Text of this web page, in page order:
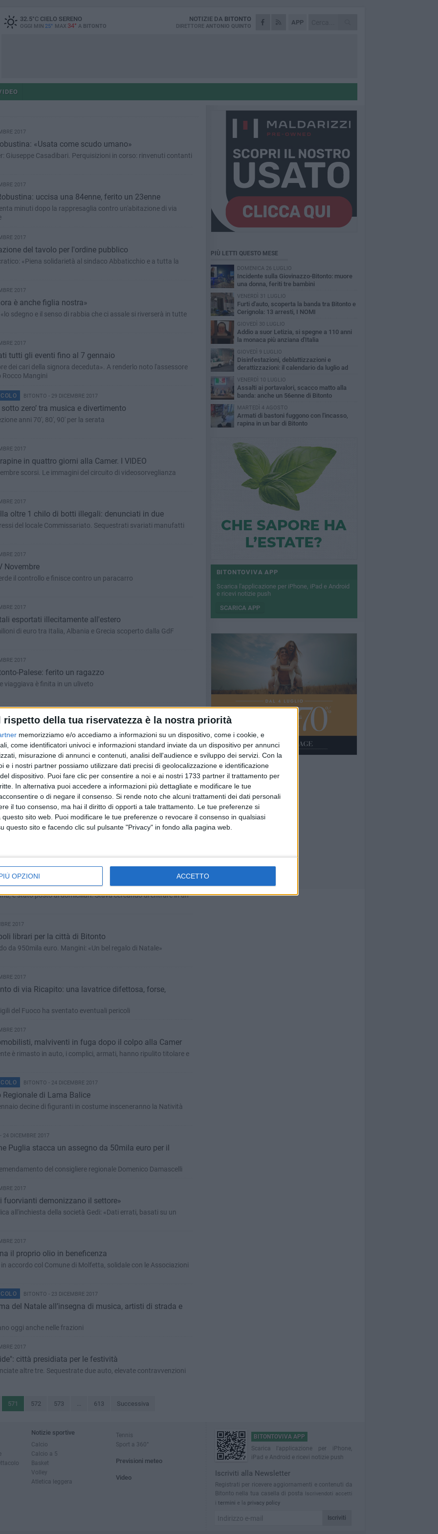
rispetto della tua riservatezza è la nostra priorità
memorizziamo e/o accediamo a informazioni su un dispositivo, come i cookie, e
come identificatori univoci e informazioni standard inviate da un dispositivo per annunci
misurazione di annunci e contenuti, analisi dell'audience e sviluppo dei servizi. Con la
e i nostri partner possiamo utilizzare dati precisi di geolocalizzazione e identificazione
dispositivo. Puoi fare clic per consentire a noi e ai nostri 1733 partner il trattamento per
In alternativa puoi accedere a informazioni più dettagliate e modificare le tue
o di negare il consenso. Si rende noto che alcuni trattamenti dei dati personali
il tuo consenso, ma hai il diritto di opporti a tale trattamento. Le tue preferenze si
sito web. Puoi modificare le tue preferenze o revocare il consenso in qualsiasi
questo sito e facendo clic sul pulsante "Privacy" in fondo alla pagina web.
OPZIONI ACCETTO
32.5°CCIELO SERENO
OGGI MIN 25° MAX 34° A BITONTO
APP
NOTIZIE DA BITONTO
DIRETTORE ANTONIO QUINTO
2017
«Usata come scudo umano»
Giuseppe Casadibari. Perquisizioni in corso: rinvenuti contanti
2017
uccisa una 84enne, ferito un 23enne
minuti dopo la rappresaglia contro un'abitazione di via
2017
del tavolo per l'ordine pubblico
«Piena solidarietà al sindaco Abbaticchio e a tutta la
2017
è anche figlia nostra»
sdegno e il senso di rabbia che ci assale si riverserà in tutte
2017
tutti gli eventi fino al 7 gennaio
dei cari della signora deceduta». A renderlo noto l'assessore
Rocco Mangini
BITONTO - 29 DICEMBRE 2017
zero’ tra musica e divertimento
anni 70', 80', 90' per la serata
2017
in quattro giorni alla Camer. I VIDEO
scorsi. Le immagini del circuito di videosorveglianza
2017
oltre 1 chilo di botti illegali: denunciati in due
del locale Commissariato. Sequestrati svariati manufatti
2017
Novembre
il controllo e finisce contro un paracarro
2017
esportati illecitamente all'estero
di euro tra Italia, Albania e Grecia scoperto dalla GdF
2017
Palese: ferito un ragazzo
viaggiava è finita in un uliveto
non terrorizzare animali e bambini sensibili
che generiamo in un paio di occhi disorientati»
BITONTO - 28 DICEMBRE 2017
Kikka Frisini e Piero De Lucia per uno spettacolo
Tumori Giovanni XXIII di Bari
2017
Camer: rapinati anche i clienti
dipendente del distributore e gli avventori. Indaga la Polizia
2017
la Polizia: preso un 29enne
è stato posto ai domiciliari. Stava cercando di entrare in un
2017
librari per la città di Bitonto
da 950mila euro. Mangini: «Un bel regalo di Natale»
2017
di via Ricapito: una lavatrice difettosa, forse,
del Fuoco ha sventato eventuali pericoli
2017
malviventi in fuga dopo il colpo alla Camer
è rimasto in auto, i complici, armati, hanno ripulito titolare e
BITONTO - 24 DICEMBRE 2017
Regionale di Lama Balice
decine di figuranti in costume insceneranno la Natività
24 DICEMBRE 2017
Puglia stacca un assegno da 50mila euro per il
del consigliere regionale Domenico Damascelli
2017
fuorvianti demonizzano il settore»
all'inchiesta della società Gedi: «Dati errati, basati su un
2017
il proprio olio in beneficenza
accordo col Comune di Molfetta, solidale con le Associazioni
BITONTO - 23 DICEMBRE 2017
del Natale all’insegna di musica, artisti di strada e
oggi anche nelle frazioni
2017
città presidiata per le festività
altre tre. Sequestrate due auto, elevate contravvenzioni
571 572 573 ... 613 Successiva
PIÙ LETTI QUESTO MESE
DOMENICA 26 LUGLIO
Incidente sulla Giovinazzo-Bitonto: muore
una donna, feriti tre bambini
VENERDÌ 31 LUGLIO
Furti d'auto, scoperta la banda tra Bitonto e
Cerignola: 13 arresti, I NOMI
GIOVEDÌ 30 LUGLIO
Addio a suor Letizia, si spegne a 110 anni
la monaca più anziana d'Italia
GIOVEDÌ 9 LUGLIO
Disinfestazioni, deblattizzazioni e
derattizzazioni: il calendario da luglio ad
ottobre a Bitonto
VENERDÌ 10 LUGLIO
Assalti ai portavalori, scacco matto alla
banda: anche un 56enne di Bitonto
MARTEDÌ 4 AGOSTO
Armati di bastoni fuggono con l'incasso,
rapina in un bar di Bitonto
BITONTOVIVA APP
Scarica l'applicazione per iPhone, iPad e Android
e ricevi notizie push
SCARICA APP
Notizie sportive
Calcio
Calcio a 5
Basket
Volley
Atletica leggera
Tennis
Sport a 360°
Previsioni meteo
Video
BITONTOVIVA APP
Scarica l'applicazione per iPhone,
iPad e Android e ricevi notizie push
Iscriviti alla Newsletter
Registrati per ricevere aggiornamenti e contenuti da
Bitonto nella tua casella di posta Iscrivendoti accetti
i termini e la privacy policy
Iscriviti